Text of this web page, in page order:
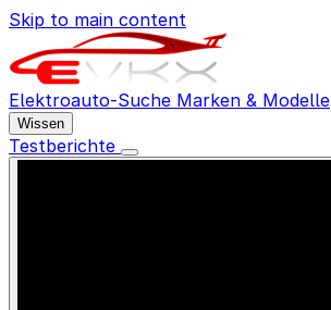
Skip to main content
Elektroauto-Suche Marken & Modelle
Wissen
Testberichte